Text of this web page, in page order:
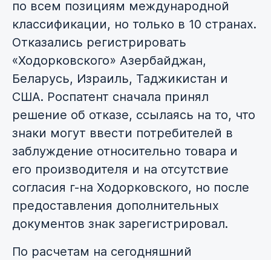
по всем позициям международной
классификации, но только в 10 странах.
Отказались регистрировать
«Ходорковского» Азербайджан,
Беларусь, Израиль, Таджикистан и
США. Роспатент сначала принял
решение об отказе, ссылаясь на то, что
знаки могут ввести потребителей в
заблуждение относительно товара и
его производителя и на отсутствие
согласия г-на Ходорковского, но после
предоставления дополнительных
документов знак зарегистрировал.
По расчетам на сегодняшний